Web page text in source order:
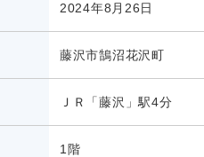
2024年8月26日
藤沢市鵠沼花沢町
ＪＲ「藤沢」駅4分
1階